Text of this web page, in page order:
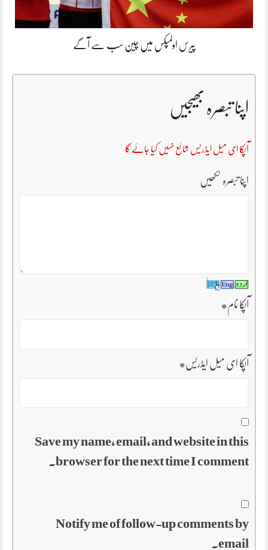
پیرس اولمپکس میں چین سب سے آگے
اپنا تبصرہ بھیجیں
آپکا ای میل ایڈریس شائع نہیں کیا جائے گا
اپنا تبصرہ لکھیں
آپکا نام*
آپکا ای میل ایڈریس*
Save my name, email, and website in this
browser for the next time I comment.
Notify me of follow-up comments by
email.